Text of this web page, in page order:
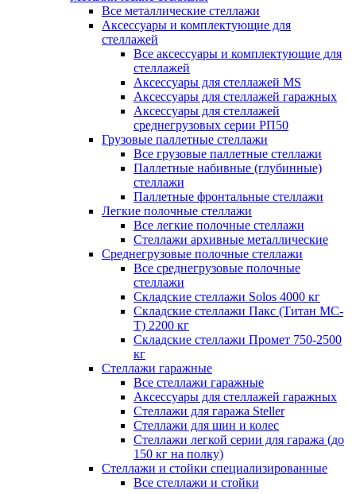
Все металлические стеллажи
Аксессуары и комплектующие для
стеллажей
Все аксессуары и комплектующие для
стеллажей
Аксессуары для стеллажей MS
Аксессуары для стеллажей гаражных
Аксессуары для стеллажей
среднегрузовых серии РП50
Грузовые паллетные стеллажи
Все грузовые паллетные стеллажи
Паллетные набивные (глубинные)
стеллажи
Паллетные фронтальные стеллажи
Легкие полочные стеллажи
Все легкие полочные стеллажи
Стеллажи архивные металлические
Среднегрузовые полочные стеллажи
Все среднегрузовые полочные
стеллажи
Складские стеллажи Solos 4000 кг
Складские стеллажи Пакс (Титан МС-
Т) 2200 кг
Складские стеллажи Промет 750-2500
кг
Стеллажи гаражные
Все стеллажи гаражные
Аксессуары для стеллажей гаражных
Стеллажи для гаража Steller
Стеллажи для шин и колес
Стеллажи легкой серии для гаража (до
150 кг на полку)
Стеллажи и стойки специализированные
Все стеллажи и стойки